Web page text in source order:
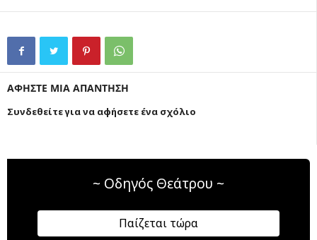
ΑΦΗΣΤΕ ΜΙΑ ΑΠΑΝΤΗΣΗ
Συνδεθείτε για να αφήσετε ένα σχόλιο
~ Οδηγός Θεάτρου ~
Παίζεται τώρα